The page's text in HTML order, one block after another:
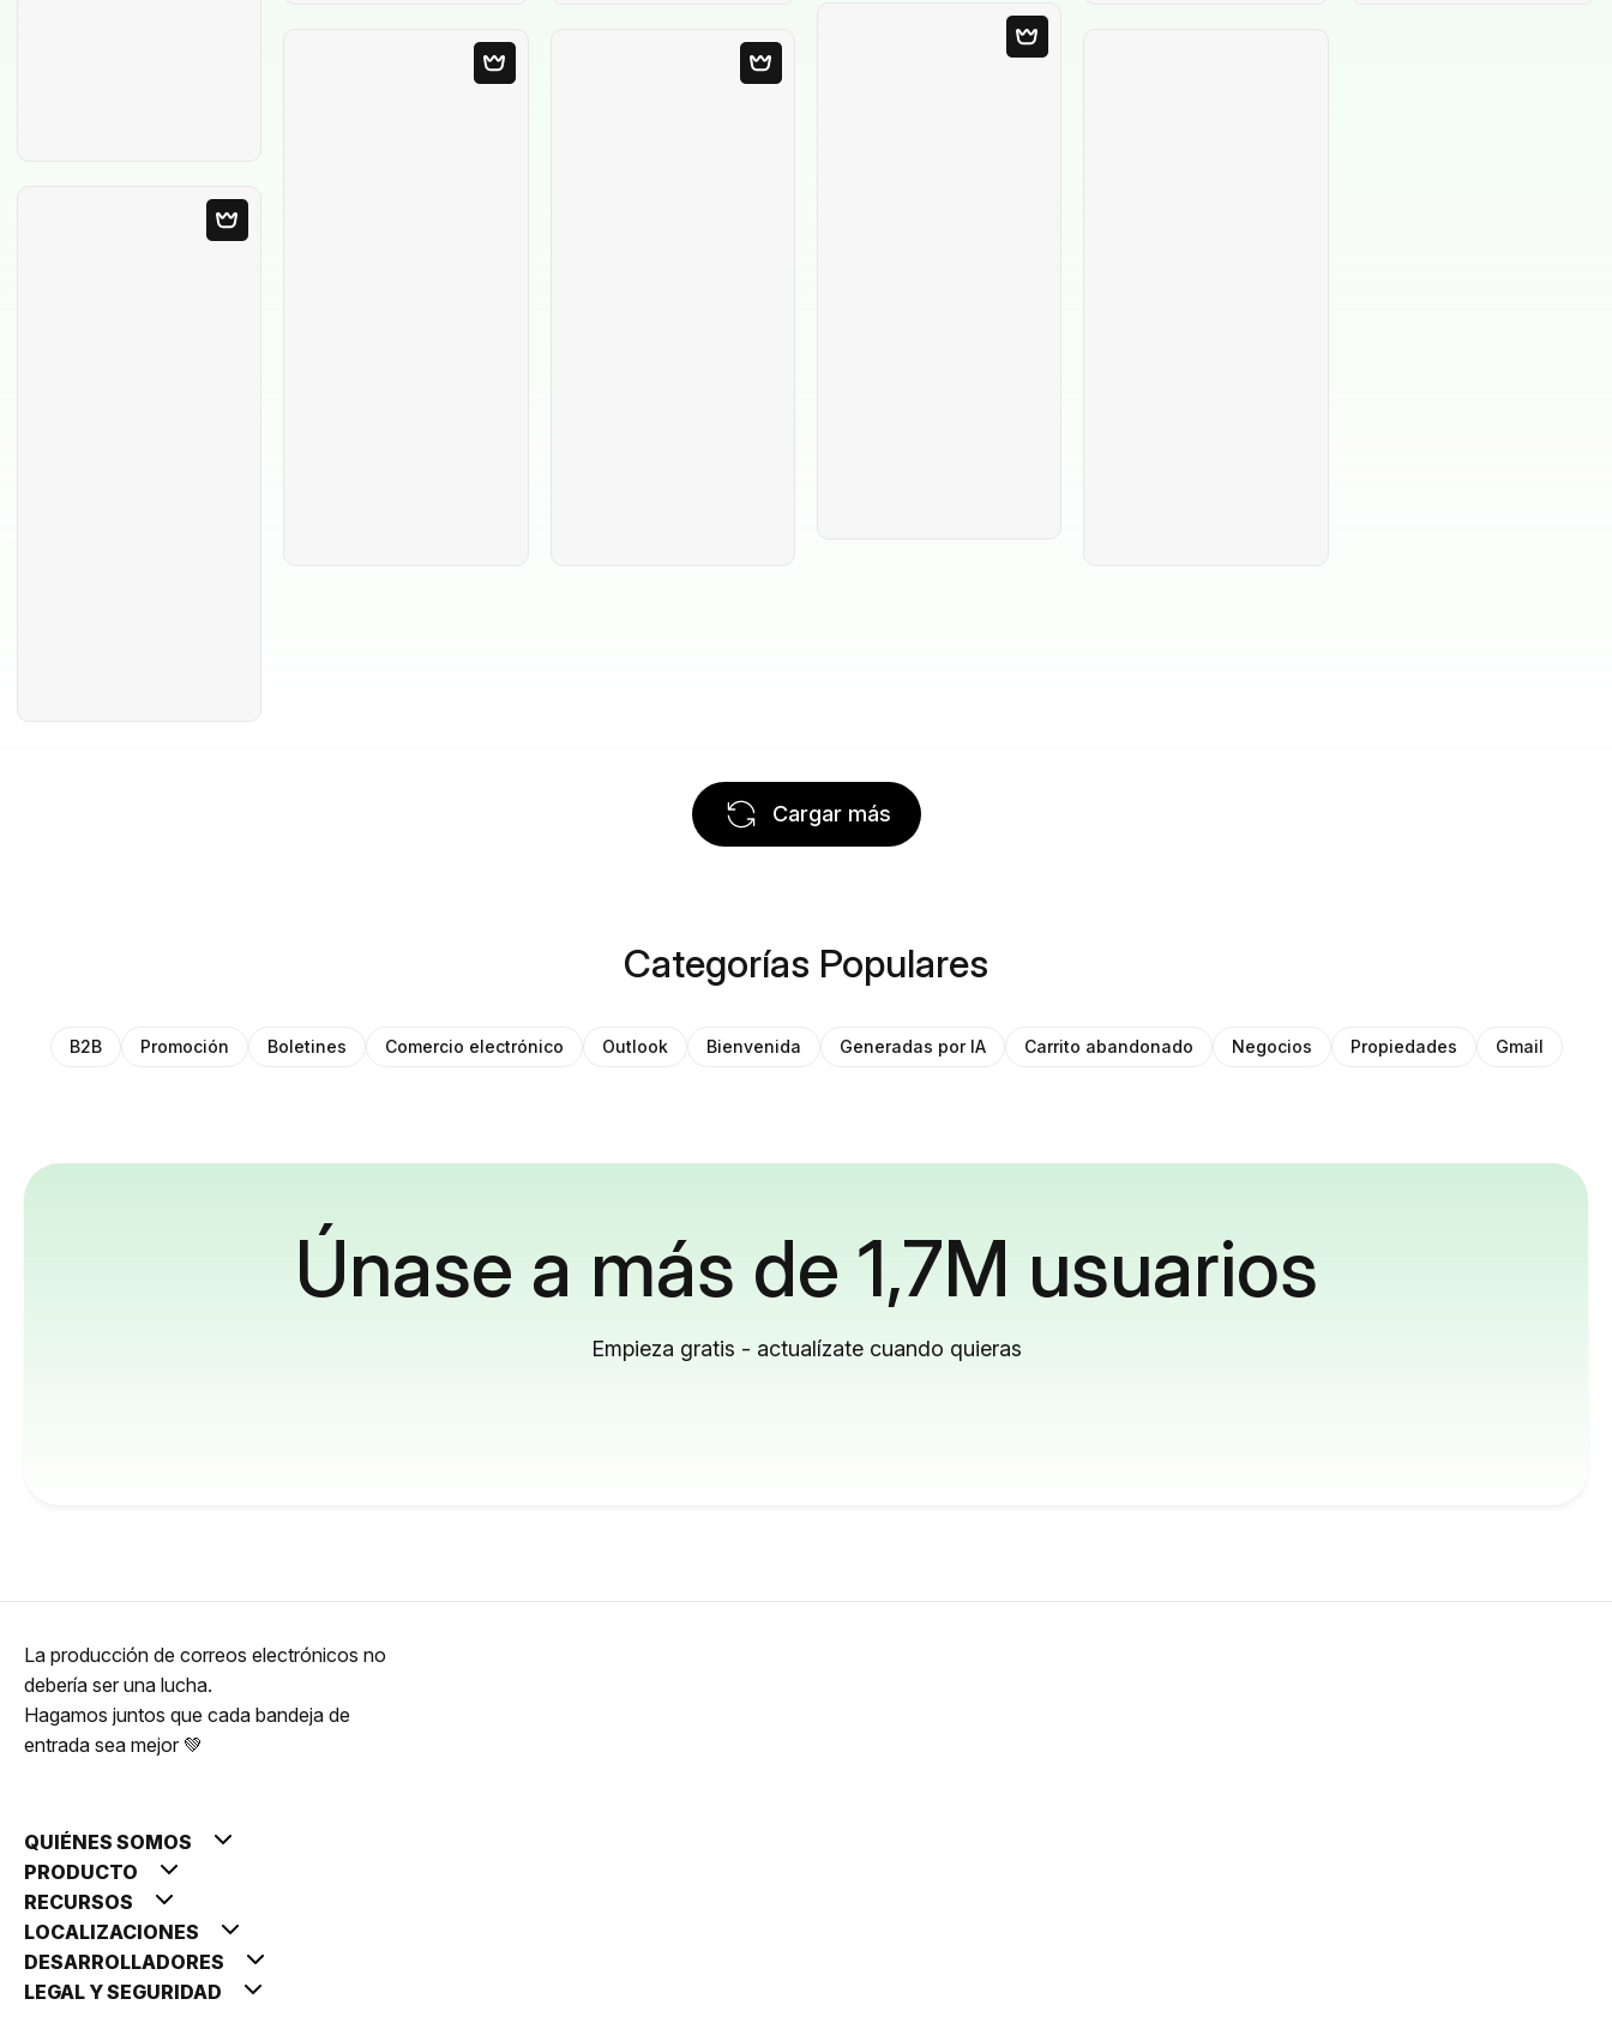
Cargar más
Categorías Populares
B2B Promoción Boletines Comercio electrónico Outlook Bienvenida Generadas por IA Carrito abandonado Negocios Propiedades Gmail
Únase a más de 1,7M usuarios
Empieza gratis - actualízate cuando quieras
La producción de correos electrónicos no
debería ser una lucha.
Hagamos juntos que cada bandeja de
entrada sea mejor 💚
QUIÉNES SOMOS
PRODUCTO
RECURSOS
LOCALIZACIONES
DESARROLLADORES
LEGAL Y SEGURIDAD